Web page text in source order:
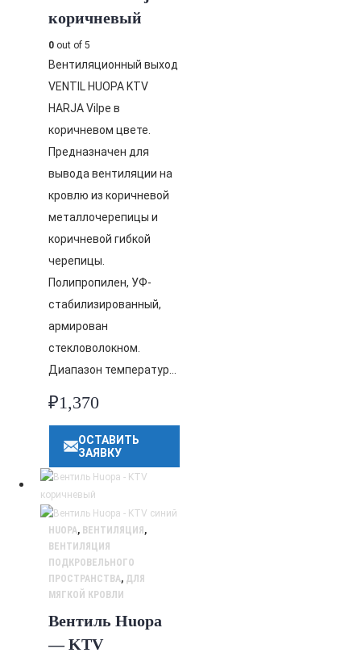
коричневый
0 out of 5
Вентиляционный выход
VENTIL HUOPA KTV
HARJA Vilpe в
коричневом цвете.
Предназначен для
вывода вентиляции на
кровлю из коричневой
металлочерепицы и
коричневой гибкой
черепицы.
Полипропилен, УФ-
стабилизированный,
армирован
стекловолокном.
Диапазон температур…
₽1,370
ОСТАВИТЬ
ЗАЯВКУ
HUOPA, ВЕНТИЛЯЦИЯ ,
ВЕНТИЛЯЦИЯ
ПОДКРОВЕЛЬНОГО
ПРОСТРАНСТВА, ДЛЯ
МЯГКОЙ КРОВЛИ
Вентиль Huopa
— KTV